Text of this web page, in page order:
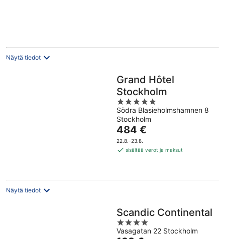
Näytä tiedot
Grand Hôtel
Stockholm
5
out
of
5
Södra Blasieholmshamnen 8
Stockholm
Hinta
on
484 €
484 €
22.8.–23.8.
sisältää verot ja maksut
Näytä tiedot
Scandic Continental
4
out
Vasagatan 22 Stockholm